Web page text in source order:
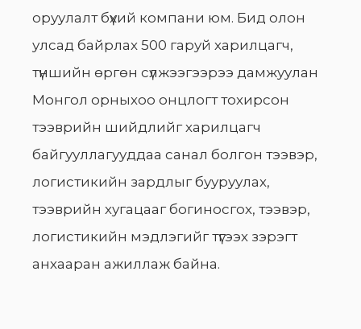
оруулалт бүхий компани юм. Бид олон
улсад байрлах 500 гаруй харилцагч,
түншийн өргөн сүлжээгээрээ дамжуулан
Монгол орныхоо онцлогт тохирсон
тээврийн шийдлийг харилцагч
байгууллагууддаа санал болгон тээвэр,
логистикийн зардлыг бууруулах,
тээврийн хугацааг богиносгох, тээвэр,
логистикийн мэдлэгийг түгээх зэрэгт
анхааран ажиллаж байна.